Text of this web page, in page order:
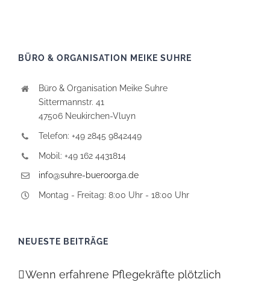
BÜRO & ORGANISATION MEIKE SUHRE
Büro & Organisation Meike Suhre
Sittermannstr. 41
47506 Neukirchen-Vluyn
Telefon: +49 2845 9842449
Mobil: +49 162 4431814
info@suhre-bueroorga.de
Montag - Freitag: 8:00 Uhr - 18:00 Uhr
NEUESTE BEITRÄGE
Wenn erfahrene Pflegekräfte plötzlich